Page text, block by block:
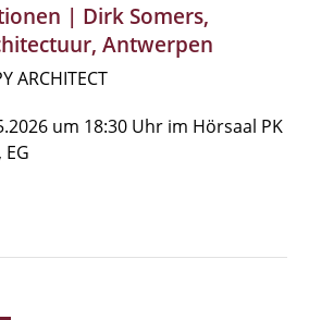
| Dirk Somers,
Antwerpen
ARCHITECT
um 18:30 Uhr im Hörsaal PK